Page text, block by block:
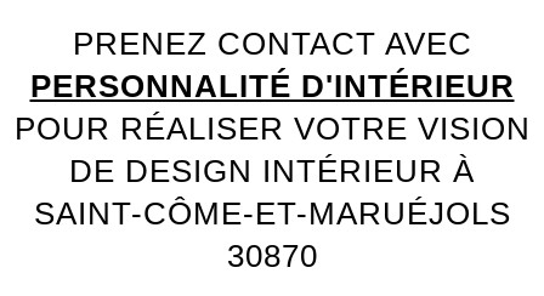
PRENEZ CONTACT AVEC
PERSONNALITÉ D'INTÉRIEUR
POUR RÉALISER VOTRE VISION
DE DESIGN INTÉRIEUR À
SAINT-CÔME-ET-MARUÉJOLS
30870